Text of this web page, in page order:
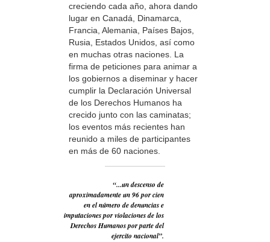
creciendo cada año, ahora dando
lugar en Canadá, Dinamarca,
Francia, Alemania, Países Bajos,
Rusia, Estados Unidos, así como
en muchas otras naciones. La
firma de peticiones para animar a
los gobiernos a diseminar y hacer
cumplir la Declaración Universal
de los Derechos Humanos ha
crecido junto con las caminatas;
los eventos más recientes han
reunido a miles de participantes
en más de 60 naciones.
“...un descenso de
aproximadamente un 96 por cien
en el número de denuncias e
imputaciones por violaciones de los
Derechos Humanos por parte del
ejercito nacional”.